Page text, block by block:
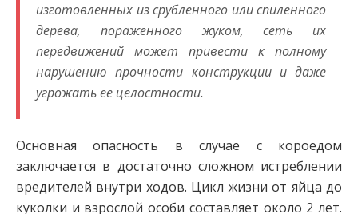
изготовленных из срубленного или спиленного
дерева, пораженного жуком, сеть их
передвижений может привести к полному
нарушению прочности конструкции и даже
угрожать ее целостности.
Основная опасность в случае с короедом
заключается в достаточно сложном истреблении
вредителей внутри ходов. Цикл жизни от яйца до
куколки и взрослой особи составляет около 2 лет.